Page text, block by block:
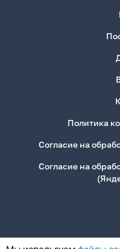
Политика
Согласие на
Согласие на